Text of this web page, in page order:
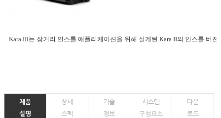
Kara IIi는 장거리 인스톨 애플리케이션을 위해 설계된 Kara II의 인스톨 버
제품
설명
상세
스펙
기술
정보
시스템
구성요소
다운
로드